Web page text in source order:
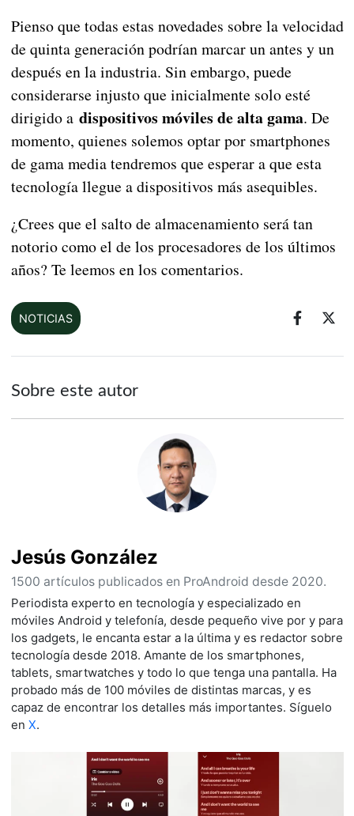
Pienso que todas estas novedades sobre la velocidad
de quinta generación podrían marcar un antes y un
después en la industria. Sin embargo, puede
considerarse injusto que inicialmente solo esté
dirigido adispositivos móviles de alta gama. De
momento, quienes solemos optar por smartphones
de gama media tendremos que esperar a que esta
tecnología llegue a dispositivos más asequibles.
¿Crees que el salto de almacenamiento será tan
notorio como el de los procesadores de los últimos
años? Te leemos en los comentarios.
NOTICIAS
Sobre este autor
Jesús González
1500 artículos publicados en ProAndroid desde 2020.
Periodista experto en tecnología y especializado en
móviles Android y telefonía, desde pequeño vive por y para
los gadgets, le encanta estar a la última y es redactor sobre
tecnología desde 2018. Amante de los smartphones,
tablets, smartwatches y todo lo que tenga una pantalla. Ha
probado más de 100 móviles de distintas marcas, y es
capaz de encontrar los detalles más importantes. Síguelo
en X.